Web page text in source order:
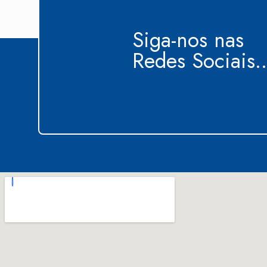
Siga-nos nas
Redes